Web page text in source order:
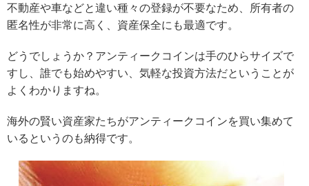
不動産や車などと違い種々の登録が不要なため、所有者の
匿名性が非常に高く、資産保全にも最適です。
どうでしょうか？アンティークコインは手のひらサイズで
すし、誰でも始めやすい、気軽な投資方法だということが
よくわかりますね。
海外の賢い資産家たちがアンティークコインを買い集めて
いるというのも納得です。